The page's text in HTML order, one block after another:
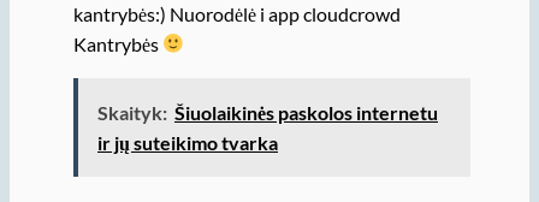
kantrybės:) Nuorodėlė i app cloudcrowd
Kantrybės
Skaityk: Šiuolaikinės paskolos internetu
ir jų suteikimo tvarka